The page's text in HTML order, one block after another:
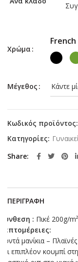
Χρώμα
Μέγεθος
Κωδικός προϊόντος:
Κατηγορίες:
Share
ΠΕΡΙΓΡΑΦΉ
Σύνθεση : Πικέ 200g/
Λεπτομέρειες:
Κοντά μανίκια –
και επιπλέον κουμπί